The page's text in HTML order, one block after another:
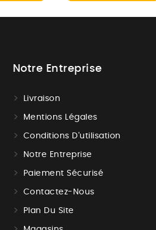
Notre Entreprise
Livraison
Mentions Légales
Conditions D'utilisation
Notre Entreprise
Paiement Sécurisé
Contactez-Nous
Plan Du Site